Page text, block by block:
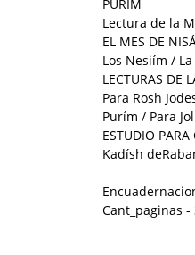
PURÍM
Lectura de la
EL MES DE
Los Nesiím /
LECTURAS DE
Para Rosh
Purím / Para
ESTUDIO
Kadísh
Cant_paginas -